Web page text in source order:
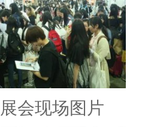
展会现场图片